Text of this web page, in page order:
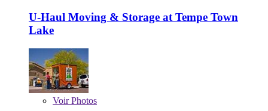
U-Haul Moving & Storage at Tempe Town
Lake
VoirPhotos